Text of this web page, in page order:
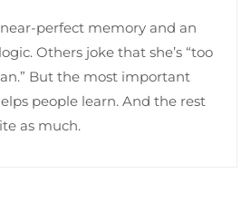
near-perfect memory and an
Others joke that she’s “too
But the most important
people learn. And the rest
as much.